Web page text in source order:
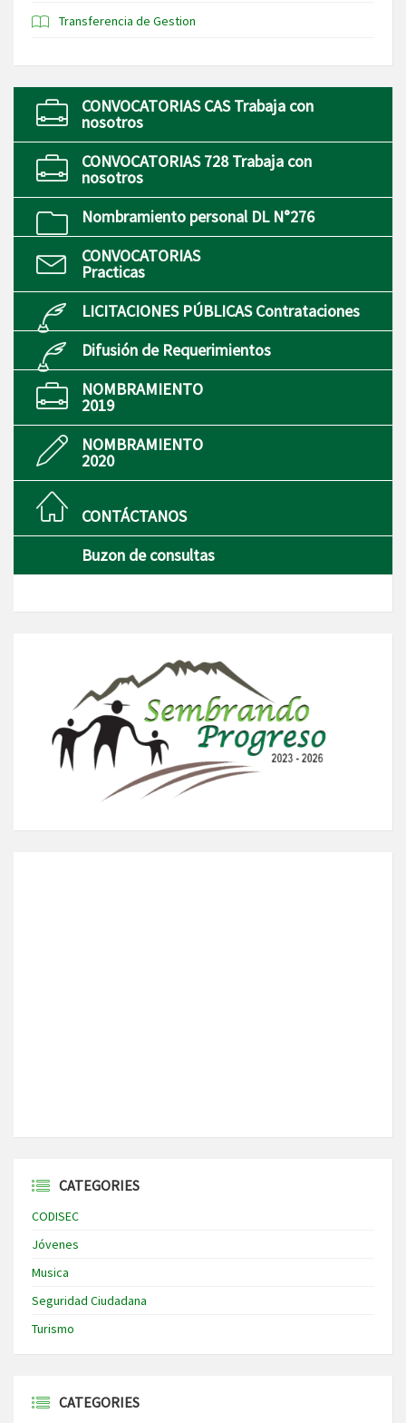
Transferencia de Gestion
CONVOCATORIAS CAS Trabaja con
nosotros
CONVOCATORIAS 728 Trabaja con
nosotros
Nombramiento personal DL N°276
CONVOCATORIAS
Practicas
LICITACIONES PÚBLICAS Contrataciones
Difusión de Requerimientos
NOMBRAMIENTO
2019
NOMBRAMIENTO
2020
CONTÁCTANOS
Buzon de consultas
CATEGORIES
CODISEC
Jóvenes
Musica
Seguridad Ciudadana
Turismo
CATEGORIES